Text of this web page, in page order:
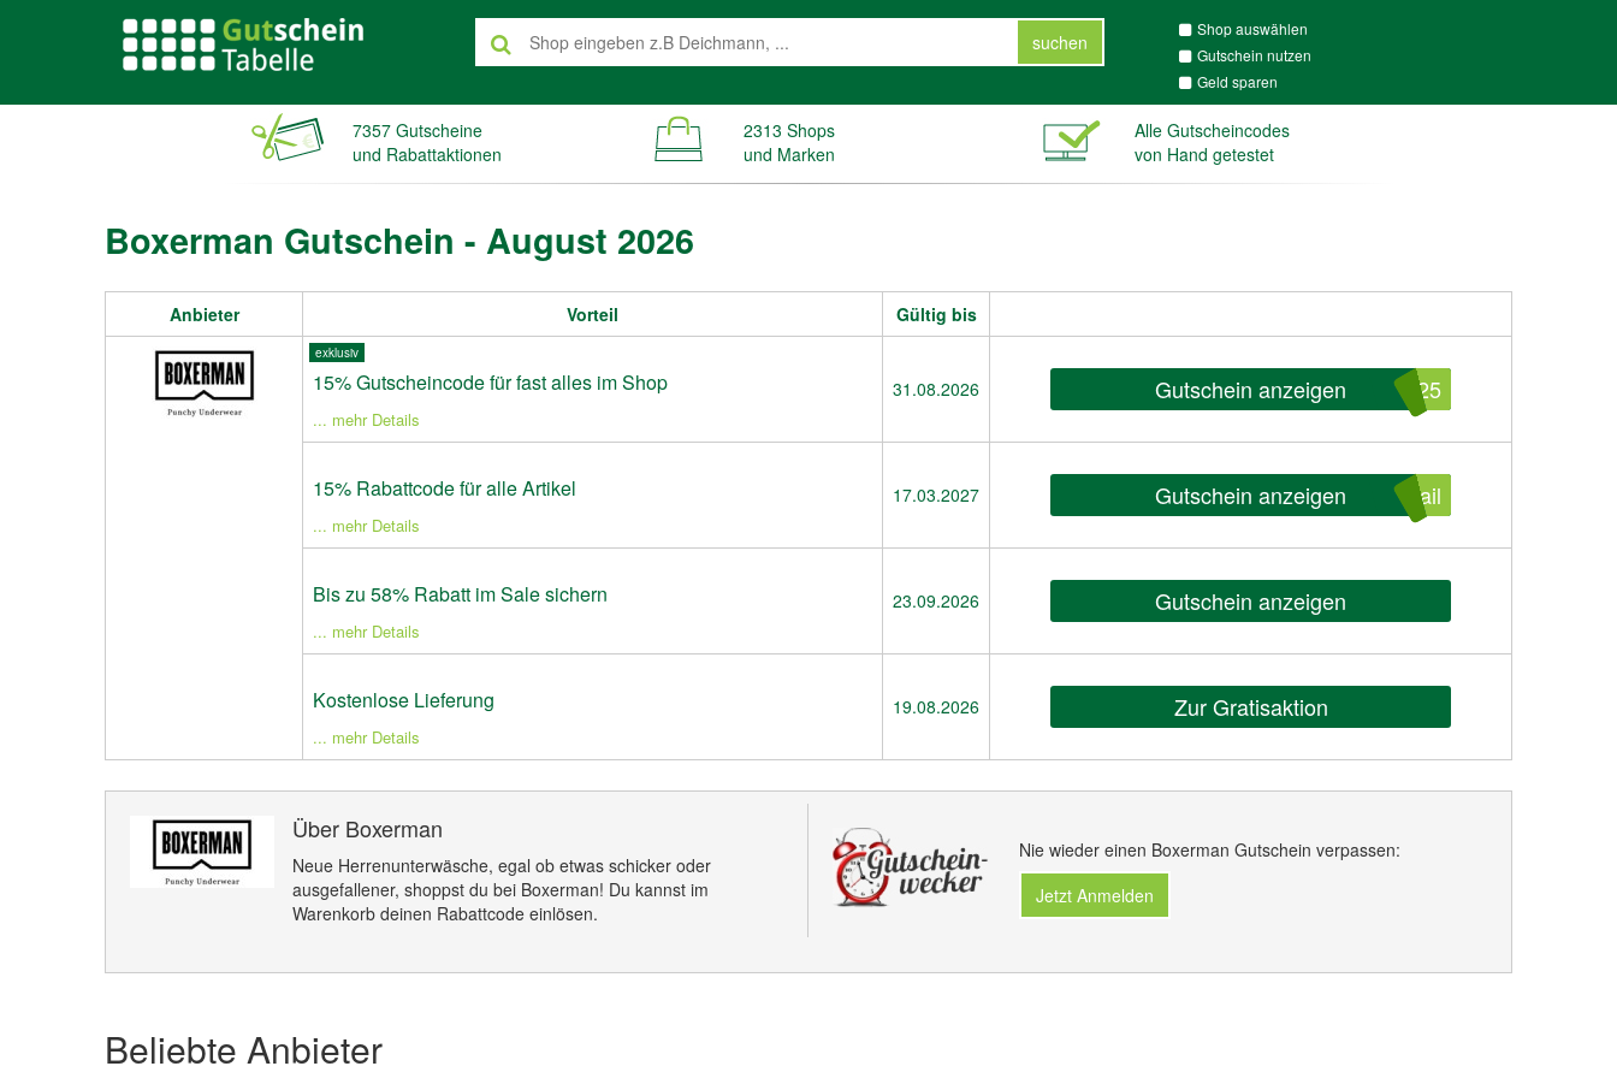
suchen
Shop auswählen
Gutschein nutzen
Geld sparen
7357 Gutscheine
und Rabattaktionen
2313 Shops
und Marken
Alle Gutscheincodes
von Hand getestet
Boxerman Gutschein - August 2026
Anbieter Vorteil Gültig bis
15% Gutscheincode für fast alles im Shop
exklusiv
... mehr Details
31.08.2026 Gutschein anzeigen M25
15% Rabattcode für alle Artikel
... mehr Details
17.03.2027 Gutschein anzeigen ail
Bis zu 58% Rabatt im Sale sichern
... mehr Details
23.09.2026 Gutschein anzeigen
Kostenlose Lieferung
... mehr Details
19.08.2026 Zur Gratisaktion
Über Boxerman
Neue Herrenunterwäsche, egal ob etwas schicker oder
ausgefallener, shoppst du bei Boxerman! Du kannst im
Warenkorb deinen Rabattcode einlösen.
Nie wieder einen Boxerman Gutschein verpassen:
Jetzt Anmelden
Beliebte Anbieter